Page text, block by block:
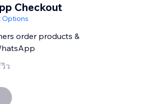
Checkout
Options
order products &
ว